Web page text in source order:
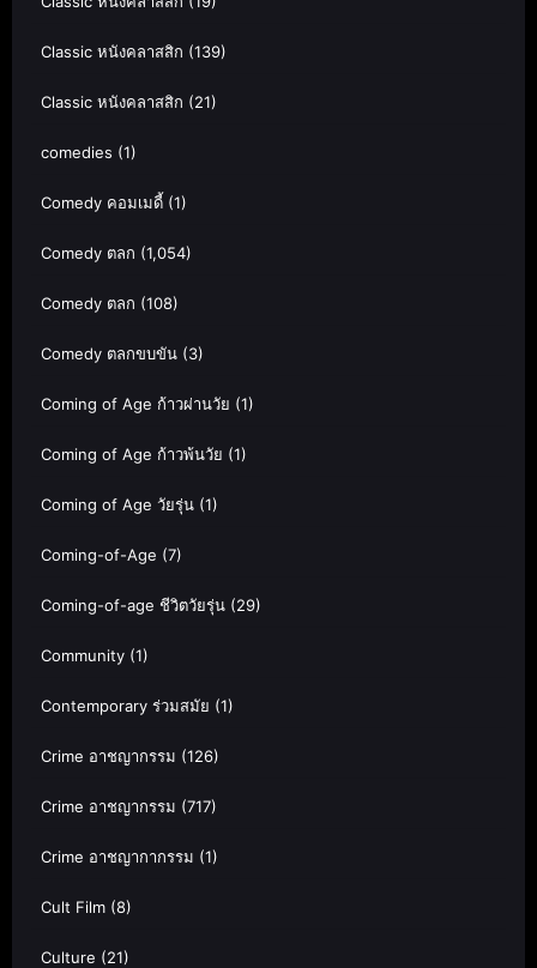
Classic หนังคลาสสิก (139)
Classic หนังคลาสสิก (21)
comedies (1)
Comedy คอมเมดี้ (1)
Comedy ตลก (1,054)
Comedy ตลก (108)
Comedy ตลกขบขัน (3)
Coming of Age ก้าวผ่านวัย (1)
Coming of Age ก้าวพ้นวัย (1)
Coming of Age วัยรุ่น (1)
Coming-of-Age (7)
Coming-of-age ชีวิตวัยรุ่น (29)
Community (1)
Contemporary ร่วมสมัย (1)
Crime อาชญากรรม (126)
Crime อาชญากรรม (717)
Crime อาชญากากรรม (1)
Cult Film (8)
Culture (21)